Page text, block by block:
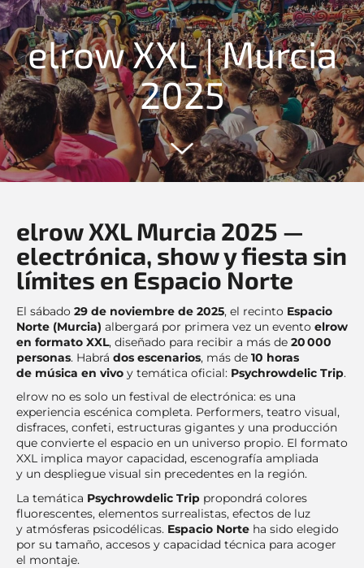
elrow XXL | Murcia
2025
elrow XXL Murcia 2025 —
electrónica, show y fiesta sin
límites en Espacio Norte
El sábado 29 de noviembre de 2025, el recinto Espacio
Norte (Murcia) albergará por primera vez un evento elrow
en formato XXL, diseñado para recibir a más de 20 000
personas. Habrá dos escenarios, más de 10 horas
de música en vivo y temática oficial: Psychrowdelic Trip.
elrow no es solo un festival de electrónica: es una
experiencia escénica completa. Performers, teatro visual,
disfraces, confeti, estructuras gigantes y una producción
que convierte el espacio en un universo propio. El formato
XXL implica mayor capacidad, escenografía ampliada
y un despliegue visual sin precedentes en la región.
La temática Psychrowdelic Trip propondrá colores
fluorescentes, elementos surrealistas, efectos de luz
y atmósferas psicodélicas. Espacio Norte ha sido elegido
por su tamaño, accesos y capacidad técnica para acoger
el montaje.